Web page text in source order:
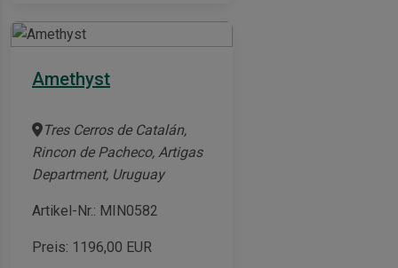
Amethyst
Tres Cerros de Catalán,
Rincon de Pacheco, Artigas
Department, Uruguay
Artikel-Nr.: MIN0582
Preis: 1196,00 EUR